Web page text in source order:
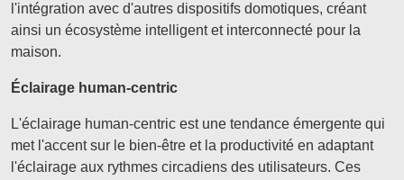
l'intégration avec d'autres dispositifs domotiques, créant
ainsi un écosystème intelligent et interconnecté pour la
maison.
Éclairage human-centric
L'éclairage human-centric est une tendance émergente qui
met l'accent sur le bien-être et la productivité en adaptant
l'éclairage aux rythmes circadiens des utilisateurs. Ces